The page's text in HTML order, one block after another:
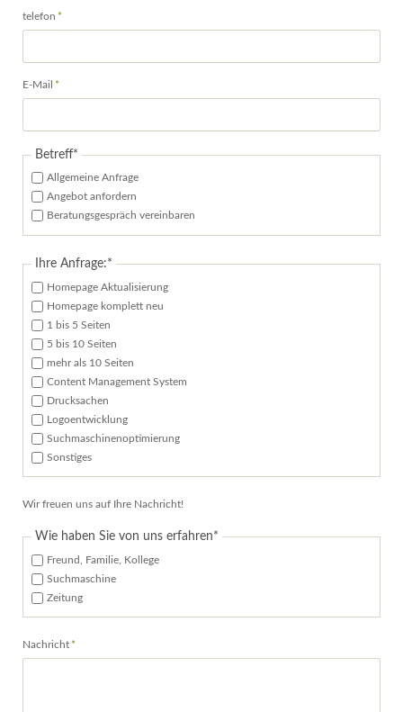
Pflichtfeld
telefon *
Pflichtfeld
E-Mail *
Pflichtfeld
Betreff*
Allgemeine Anfrage
Angebot anfordern
Beratungsgespräch vereinbaren
Pflichtfeld
Ihre Anfrage:*
Homepage Aktualisierung
Homepage komplett neu
1 bis 5 Seiten
5 bis 10 Seiten
mehr als 10 Seiten
Content Management System
Drucksachen
Logoentwicklung
Suchmaschinenoptimierung
Sonstiges
Wir freuen uns auf Ihre Nachricht!
Pflichtfeld
Wie haben Sie von uns erfahren*
Freund, Familie, Kollege
Suchmaschine
Zeitung
Pflichtfeld
Nachricht *